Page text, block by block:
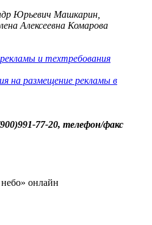
Юрьевич Машкарин,
Алексеевна Комарова
и техтребования
на размещение рекламы в
77-20, телефон/факс
онлайн